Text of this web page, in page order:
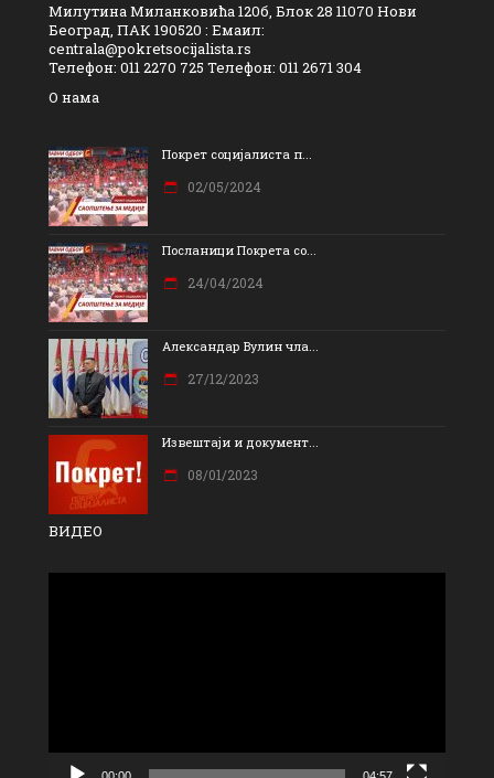
Милутина Миланковића 120б, Блок 28 11070 Нови
Београд, ПАК 190520 : Емаил:
centrala@pokretsocijalista.rs
Телефон: 011 2270 725 Телефон: 011 2671 304
О нама
Покрет социјалиста п...
02/05/2024
Посланици Покрета со...
24/04/2024
Александар Вулин чла...
27/12/2023
Извештаји и документ...
08/01/2023
ВИДЕО